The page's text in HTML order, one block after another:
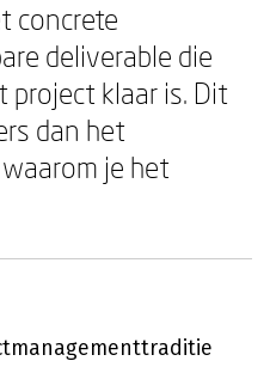
concrete
deliverable die
project klaar is. Dit
dan het
je het